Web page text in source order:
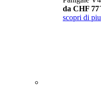
da CHF
scopri di piu